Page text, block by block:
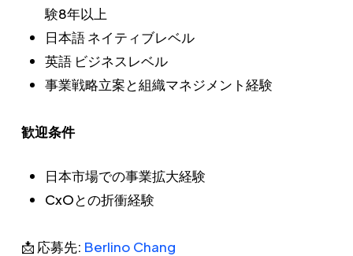
験8年以上
日本語 ネイティブレベル
英語 ビジネスレベル
事業戦略立案と組織マネジメント経験
歓迎条件
日本市場での事業拡大経験
CxOとの折衝経験
📩 応募先: Berlino Chang